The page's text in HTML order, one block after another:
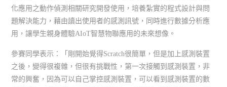
化應用之動作偵測相關研究開發使用，培養紮實的程式設計與問
題解決能力，藉由讀出使用者的感測訊號，同時進行數據分析應
用，讓學生親身體驗AIoT智慧物聯應用的未來想像。
參賽同學表示：「剛開始覺得Scratch很簡單，但是加上感測裝置
之後，變得很複雜，但很有挑戰性，第一次接觸到感測裝置，非
常的興奮，因為可以自己掌控感測裝置，可以看到感測裝置的數